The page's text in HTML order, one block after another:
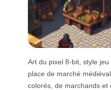
Art du pixel 8-bit, style jeu
place de marché
colorés, de marchands et